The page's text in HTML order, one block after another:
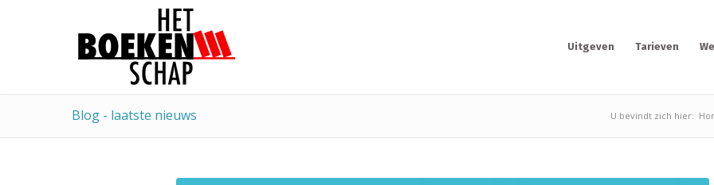
Uitgeven Tarieven
Blog - laatste nieuws U bevindt zich hier: